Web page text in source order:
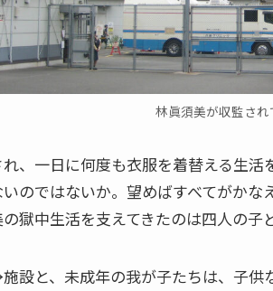
林眞須美が収監さ
、一日に何度も衣服を着替える生
のではないか。望めばすべてがかな
獄中生活を支えてきたのは四人の子
設と、未成年の我が子たちは、子